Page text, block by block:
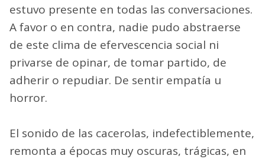
estuvo presente en todas las conversaciones.
A favor o en contra, nadie pudo abstraerse
de este clima de efervescencia social ni
privarse de opinar, de tomar partido, de
adherir o repudiar. De sentir empatía u
horror.
El sonido de las cacerolas, indefectiblemente,
remonta a épocas muy oscuras, trágicas, en